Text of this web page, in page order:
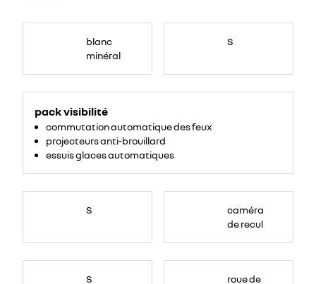
blanc
minéral
S
anti-
brouillard</li>
<li>commutation
des
</ul>
pack visibilité
commutation automatique des feux
projecteurs anti-brouillard
essuis glaces automatiques
S
caméra
de recul
S
roue de